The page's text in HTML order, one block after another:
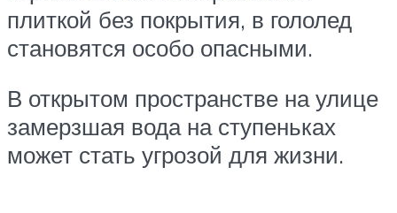
плиткой без покрытия, в гололед
становятся особо опасными.
В открытом пространстве на улице
замерзшая вода на ступеньках
может стать угрозой для жизни.